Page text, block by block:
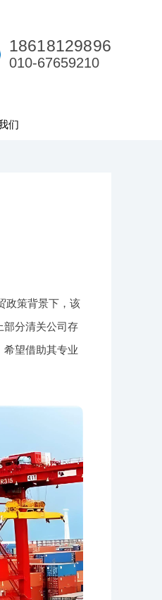
18618129896
010-67659210
们
政策背景下，该
部分清关公司存
希望借助其专业